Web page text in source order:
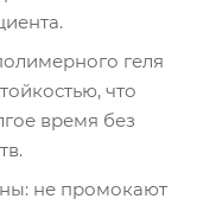
геля
что
время без
не промокают